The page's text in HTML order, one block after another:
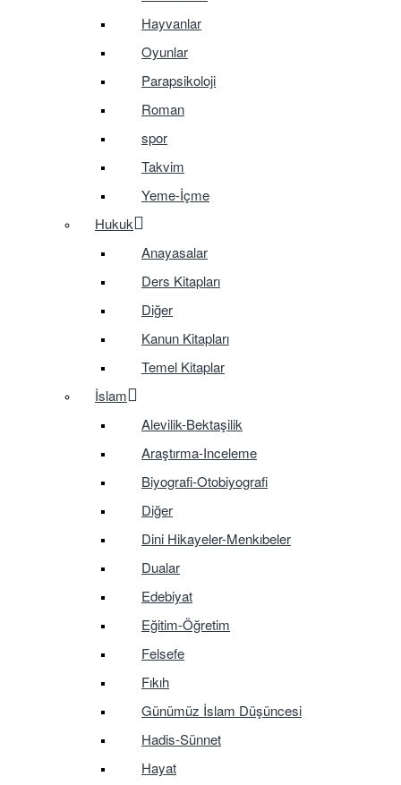
Hayvanlar
Oyunlar
Parapsikoloji
Roman
spor
Takvim
Yeme-İçme
Hukuk
Anayasalar
Ders Kitapları
Diğer
Kanun Kitapları
Temel Kitaplar
İslam
Alevilik-Bektaşilik
Araştırma-Inceleme
Biyografi-Otobiyografi
Diğer
Dini Hikayeler-Menkıbeler
Dualar
Edebiyat
Eğitim-Öğretim
Felsefe
Fıkıh
Günümüz İslam Düşüncesi
Hadis-Sünnet
Hayat